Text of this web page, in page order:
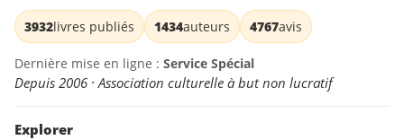
3932livres publiés 1434auteurs 4767avis
Dernière mise en ligne : Service Spécial
Depuis 2006 · Association culturelle à but non lucratif
Explorer